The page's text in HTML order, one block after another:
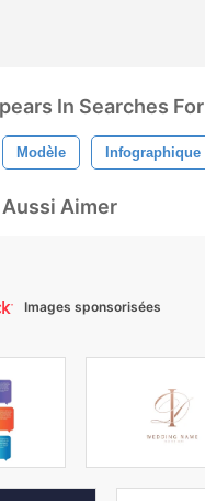
In Searches For
Modèle Infographique
Aimer
Images sponsorisées